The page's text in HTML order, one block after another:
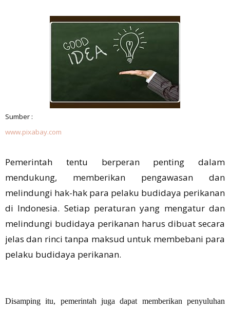
Sumber :
www.pixabay.com
Pemerintah tentu berperan penting dalam
mendukung, memberikan pengawasan dan
melindungi hak-hak para pelaku budidaya perikanan
di Indonesia. Setiap peraturan yang mengatur dan
melindungi budidaya perikanan harus dibuat secara
jelas dan rinci tanpa maksud untuk membebani para
pelaku budidaya perikanan.
Disamping itu, pemerintah juga dapat memberikan penyuluhan